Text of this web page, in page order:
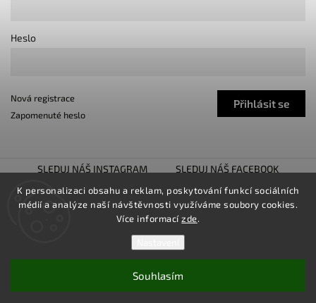
K personalizaci obsahu a reklam, poskytování funkcí sociálních
médií a analýze naší návštěvnosti využíváme soubory cookies.
Více informacízde.
Souhlasím
Heslo
Přihlásit se
Nová registrace
Zapomenuté heslo
SLEDUJ NÁŠ INSTAGRAM
SLEDUJ NÁŠ FACEBOOK
TUNING SHOW TROJHALÍ
SNÍŽENO.CZ
LOWER UNITED